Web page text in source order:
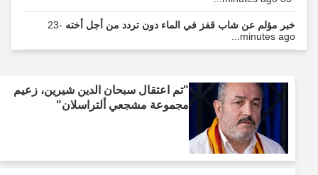
خبر مؤلم عن شاب قفز في الماء دون تردد من أجل أخته -23
minutes ago...
"تم اعتقال سبحان الدين شيرين، زعيم
مجموعة مشجعي ألتراسلان"